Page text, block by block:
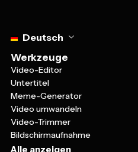
Video-Editor
Untertitel
Meme-Generator
Video umwandeln
Video-Trimmer
Bildschirmaufnahme
Alle anzeigen